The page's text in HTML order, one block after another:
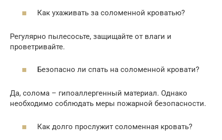
Как ухаживать за соломенной кроватью?
Регулярно пылесосьте, защищайте от влаги и
проветривайте.
Безопасно ли спать на соломенной кровати?
Да, солома – гипоаллергенный материал. Однако
необходимо соблюдать меры пожарной безопасности.
Как долго прослужит соломенная кровать?